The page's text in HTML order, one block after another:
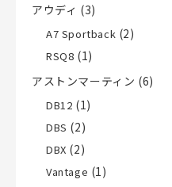
アウディ (3)
A7 Sportback (2)
RSQ8 (1)
アストンマーティン (6)
DB12 (1)
DBS (2)
DBX (2)
Vantage (1)